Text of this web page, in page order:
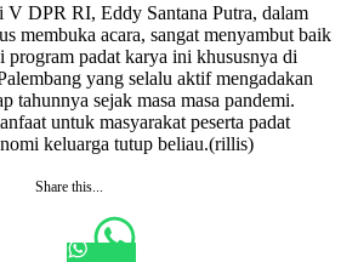
DPR RI, Eddy Santana Putra, dalam
membuka acara, sangat menyambut baik
program padat karya ini khususnya di
yang selalu aktif mengadakan
tahunnya sejak masa masa pandemi.
untuk masyarakat peserta padat
keluarga tutup beliau.(rillis)
Share this...